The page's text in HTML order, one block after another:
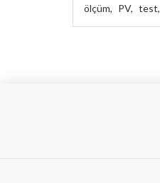
ölçüm, PV, test,